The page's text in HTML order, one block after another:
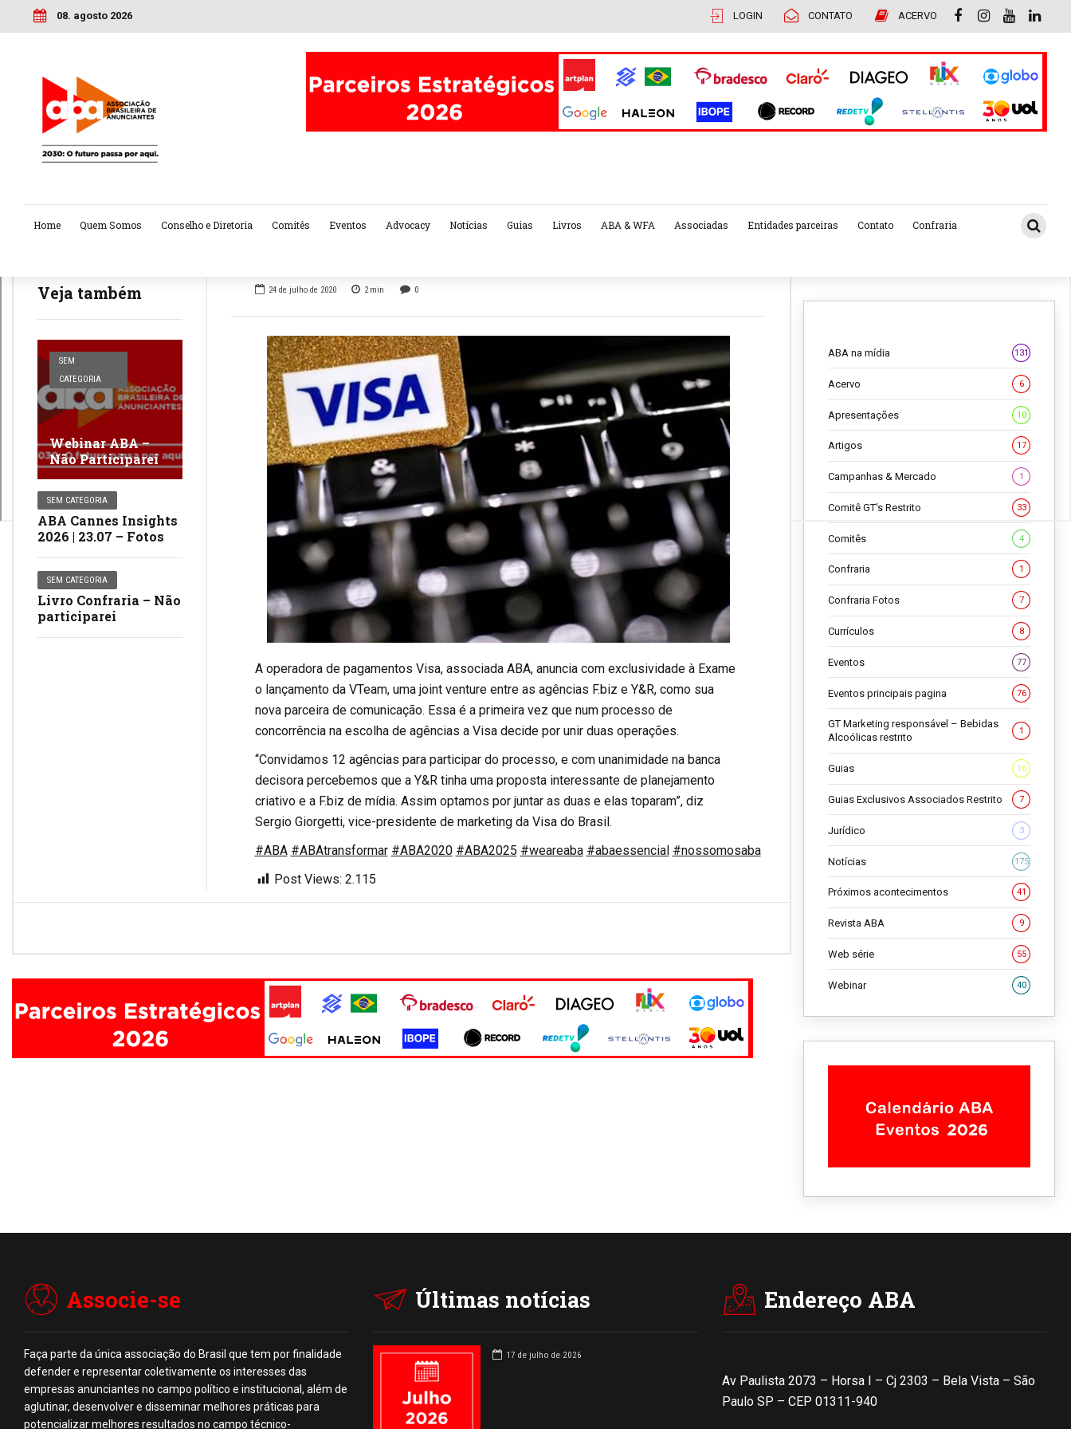
08. agosto 2026 LOGIN CONTATO ACERVO
Home Quem Somos Conselho e Diretoria Comitês Eventos Advocacy Notícias Guias Livros ABA & WFA Associadas Entidades parceiras Contato Confraria
Veja também
SEM
CATEGORIA
Webinar ABA –
Não Participarei
SEM CATEGORIA
ABA Cannes Insights
2026 | 23.07 – Fotos
SEM CATEGORIA
Livro Confraria – Não
participarei
24 de julho de 2020 2min 0
A operadora de pagamentos Visa, associada ABA, anuncia com exclusividade à Exame
o lançamento da VTeam, uma joint venture entre as agências F.biz e Y&R, como sua
nova parceira de comunicação. Essa é a primeira vez que num processo de
concorrência na escolha de agências a Visa decide por unir duas operações.
“Convidamos 12 agências para participar do processo, e com unanimidade na banca
decisora percebemos que a Y&R tinha uma proposta interessante de planejamento
criativo e a F.biz de mídia. Assim optamos por juntar as duas e elas toparam”, diz
Sergio Giorgetti, vice-presidente de marketing da Visa do Brasil.
#ABA #ABAtransformar #ABA2020 #ABA2025 #weareaba #abaessencial #nossomosaba
Post Views: 2.115
ABA na mídia 131
Acervo 6
Apresentações 10
Artigos 17
Campanhas & Mercado 1
Comitê GT's Restrito 33
Comitês 4
Confraria 1
Confraria Fotos 7
Currículos 8
Eventos 77
Eventos principais pagina 76
GT Marketing responsável – Bebidas
Alcoólicas restrito
1
Guias 16
Guias Exclusivos Associados Restrito 7
Jurídico 3
Notícias 175
Próximos acontecimentos 41
Revista ABA 9
Web série 55
Webinar 40
Associe-se
Faça parte da única associação do Brasil que tem por finalidade
defender e representar coletivamente os interesses das
empresas anunciantes no campo político e institucional, além de
aglutinar, desenvolver e disseminar melhores práticas para
potencializar melhores resultados no campo técnico-
Últimas notícias
17 de julho de 2026
Endereço ABA
Av Paulista 2073 – Horsa I – Cj 2303 – Bela Vista – São
Paulo SP – CEP 01311-940